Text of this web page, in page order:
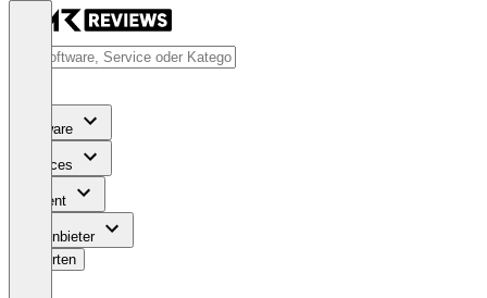
Software
Services
Content
Für Anbieter
Bewerten